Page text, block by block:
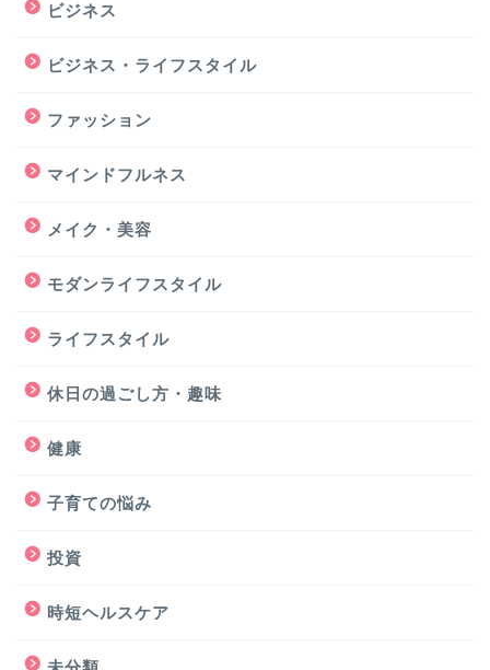
ビジネス
ビジネス・ライフスタイル
ファッション
マインドフルネス
メイク・美容
モダンライフスタイル
ライフスタイル
休日の過ごし方・趣味
健康
子育ての悩み
投資
時短ヘルスケア